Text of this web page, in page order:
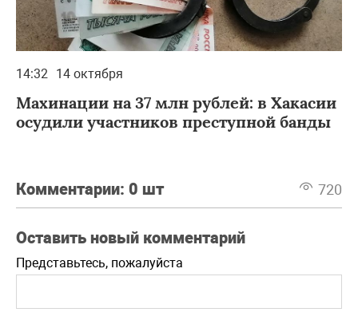
14:32 14 октября
Махинации на 37 млн рублей: в Хакасии
осудили участников преступной банды
Комментарии: 0 шт 720
Оставить новый комментарий
Представьтесь, пожалуйста